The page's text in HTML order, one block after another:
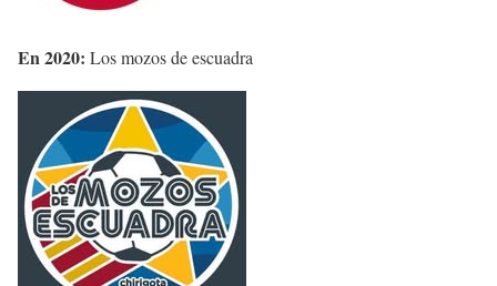
En 2020: Los mozos de escuadra